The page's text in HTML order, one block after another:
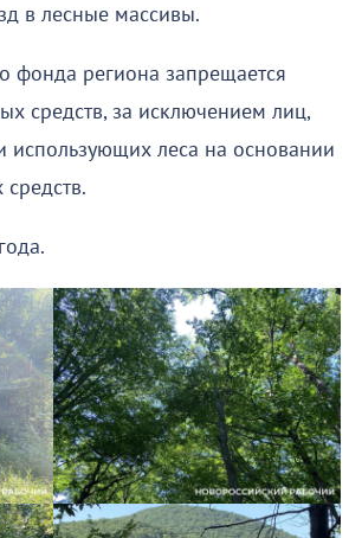
в лесные массивы.
фонда региона запрещается
средств, за исключением лиц,
леса на основании